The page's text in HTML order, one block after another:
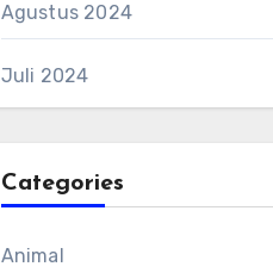
Agustus 2024
Juli 2024
Categories
Animal